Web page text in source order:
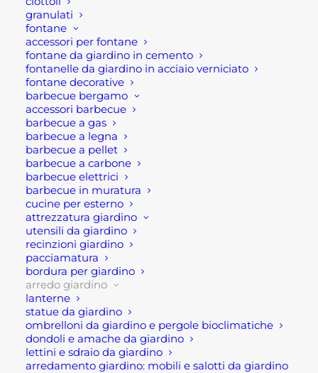
granulati
fontane
accessori per fontane
fontane da giardino in cemento
fontanelle da giardino in acciaio verniciato
fontane decorative
barbecue bergamo
accessori barbecue
barbecue a gas
barbecue a legna
barbecue a pellet
barbecue a carbone
barbecue elettrici
barbecue in muratura
cucine per esterno
attrezzatura giardino
utensili da giardino
recinzioni giardino
pacciamatura
bordura per giardino
arredo giardino
lanterne
statue da giardino
ombrelloni da giardino e pergole bioclimatiche
dondoli e amache da giardino
lettini e sdraio da giardino
arredamento giardino: mobili e salotti da giardino
stesso colore terra di Siena ricorda maggiormente
le classiche fioriere.
In aggiunta questa fioriera pvc quadrata è molto
leggera e comodo da spostare. Dunque è ideale
per ogni tipologia di ambienti, giardini, terrazzi,
balconi e spazi all’aperto, poiché si tratta di un
modello molto classico e sobrio.
E’ la soluzione ideale per chi cerca una fioriera
abbastanza capiente ma soprattutto economica e
leggera.
Dimensioni disponibili: 23 x 23 x 20,5 cm oppure 34
x 34 x 34,5 h cm
Caratteristiche prodotto:
Dimensioni: 23 x 23 x 20,5 cm oppure 34 x 34 x 34,5
h cm
Colore: Terra di Siena